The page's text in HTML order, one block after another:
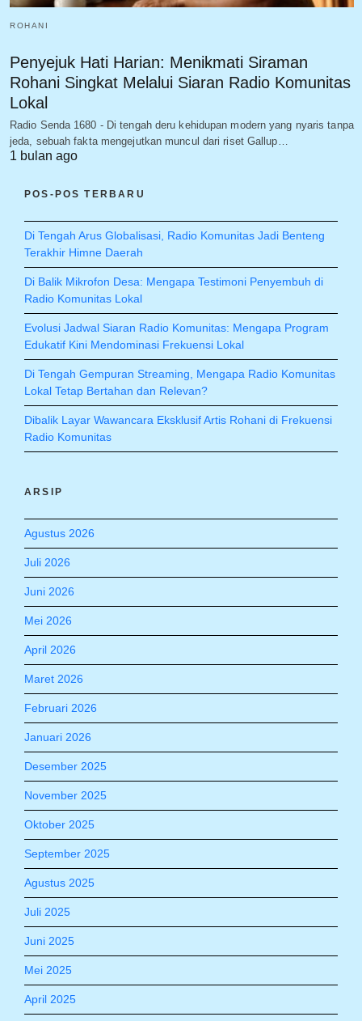
ROHANI
Penyejuk Hati Harian: Menikmati Siraman
Rohani Singkat Melalui Siaran Radio Komunitas
Lokal
Radio Senda 1680 - Di tengah deru kehidupan modern yang nyaris tanpa
jeda, sebuah fakta mengejutkan muncul dari riset Gallup…
1 bulan ago
POS-POS TERBARU
Di Tengah Arus Globalisasi, Radio Komunitas Jadi Benteng
Terakhir Himne Daerah
Di Balik Mikrofon Desa: Mengapa Testimoni Penyembuh di
Radio Komunitas Lokal
Evolusi Jadwal Siaran Radio Komunitas: Mengapa Program
Edukatif Kini Mendominasi Frekuensi Lokal
Di Tengah Gempuran Streaming, Mengapa Radio Komunitas
Lokal Tetap Bertahan dan Relevan?
Dibalik Layar Wawancara Eksklusif Artis Rohani di Frekuensi
Radio Komunitas
ARSIP
Agustus 2026
Juli 2026
Juni 2026
Mei 2026
April 2026
Maret 2026
Februari 2026
Januari 2026
Desember 2025
November 2025
Oktober 2025
September 2025
Agustus 2025
Juli 2025
Juni 2025
Mei 2025
April 2025